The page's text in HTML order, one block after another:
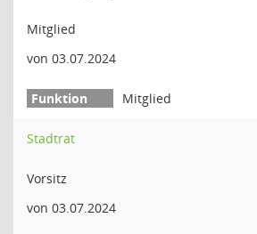
Mitglied
von 03.07.2024
Mitglied
Stadtrat
Vorsitz
von 03.07.2024